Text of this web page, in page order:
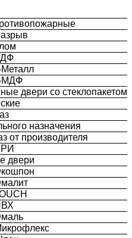
МДФ
двери со стеклопакетом
назначения
от производителя
двери